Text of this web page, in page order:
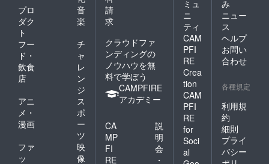
プロ
ダク
ト
音
楽
フー
ド・
飲食
店
チ
ャ
レ
ン
ジ
アニ
メ・
漫画
ス
ポ
ー
ツ
ファ
ッ
映
像
請
求
クラウドファ
ンディングの
ノウハウを無
料で学ぼう
CAMPFIRE
アカデミー
CA
MP
FI
RE
説
明
会
・
ミュ
ニ
ティ
CAM
PFI
RE
Crea
tion
CAM
PFI
RE
for
Soci
al
み
ニュー
ス
ヘルプ
お問い
合わせ
各種規定
利用規
約
細則
プライ
バシー